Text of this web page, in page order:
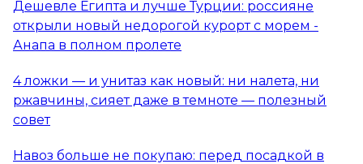
Дешевле Египта и лучше Турции: россияне
открыли новый недорогой курорт с морем -
Анапа в полном пролете
4 ложки — и унитаз как новый: ни налета, ни
ржавчины, сияет даже в темноте — полезный
совет
Навоз больше не покупаю: перед посадкой в